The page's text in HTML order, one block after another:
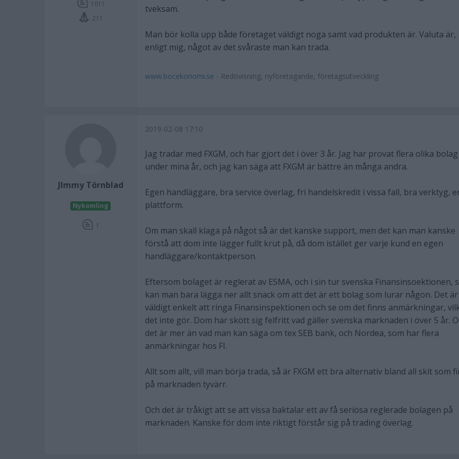
1011
211
tveksam.
Man bör kolla upp både företaget väldigt noga samt vad produkten är. Valuta är,
enligt mig, något av det svåraste man kan trada.
www.bocekonomi.se - Redovisning, nyföretagande, företagsutveckling
JImmy Törnblad
Nykomling
1
2019-02-08 17:10
Jag tradar med FXGM, och har gjort det i över 3 år. Jag har provat flera olika bolag
under mina år, och jag kan säga att FXGM är bättre än många andra.
Egen handläggare, bra service överlag, fri handelskredit i vissa fall, bra verktyg,
plattform.
Om man skall klaga på något så är det kanske support, men det kan man kanske
förstå att dom inte lägger fullt krut på, då dom istället ger varje kund en egen
handläggare/kontaktperson.
Eftersom bolaget är reglerat av ESMA, och i sin tur svenska Finansinsoektionen,
kan man bara lägga ner allt snack om att det är ett bolag som lurar någon. Det är
väldigt enkelt att ringa Finansinspektionen och se om det finns anmärkningar,
det inte gör. Dom har skött sig felfritt vad gäller svenska marknaden i över 5 år.
det är mer än vad man kan säga om tex SEB bank, och Nordea, som har flera
anmärkningar hos FI.
Allt som allt, vill man börja trada, så är FXGM ett bra alternativ bland all skit som
på marknaden tyvärr.
Och det är tråkigt att se att vissa baktalar ett av få seriösa reglerade bolagen på
marknaden. Kanske för dom inte riktigt förstår sig på trading överlag.